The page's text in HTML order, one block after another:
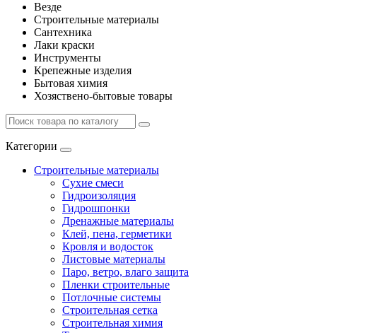
Везде
Строительные материалы
Сантехника
Лаки краски
Инструменты
Крепежные изделия
Бытовая химия
Хозяствено-бытовые товары
Категории
Строительные материалы
Сухие смеси
Гидроизоляция
Гидрошпонки
Дренажные материалы
Клей, пена, герметики
Кровля и водосток
Листовые материалы
Паро, ветро, влаго защита
Пленки строительные
Потлочные системы
Строительная сетка
Строительная химия